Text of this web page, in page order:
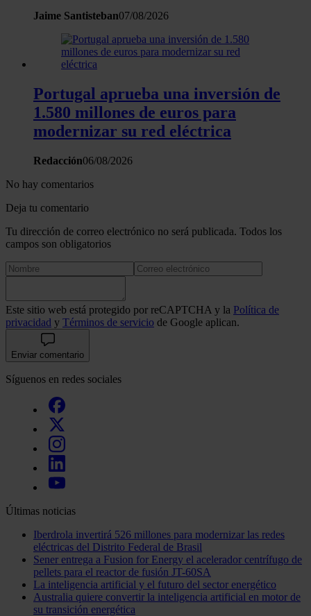
Jaime Santisteban07/08/2026
Portugal aprueba una inversión de
1.580 millones de euros para
modernizar su red eléctrica
Redacción06/08/2026
No hay comentarios
Deja tu comentario
Tu dirección de correo electrónico no será publicada. Todos los
campos son obligatorios
Este sitio web está protegido por reCAPTCHA y la Política de
privacidad y Términos de servicio de Google aplican.
Enviar comentario
Síguenos en redes sociales
Últimas noticias
Iberdrola invertirá 526 millones para modernizar las redes
eléctricas del Distrito Federal de Brasil
Sener entrega a Fusion for Energy el acelerador centrífugo de
pellets para el reactor de fusión JT-60SA
La inteligencia artificial y el futuro del sector energético
Australia quiere convertir la inteligencia artificial en motor de
su transición energética